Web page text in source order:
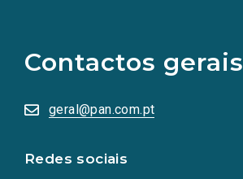
Contactos gerais
geral@pan.com.pt
Redes sociais
redes
sociais
numa
nova